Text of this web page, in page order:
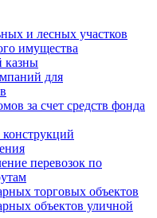
и лесных участков
имущества
казны
для
за счет средств фонда
перевозок по
торговых объектов
объектов уличной